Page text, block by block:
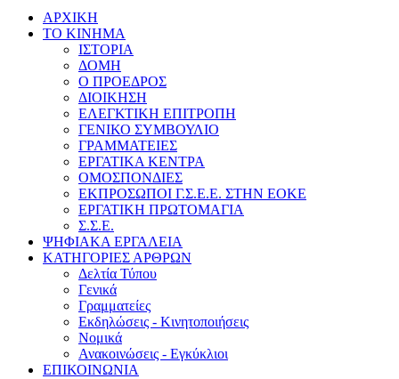
ΑΡΧΙΚΗ
ΤΟ ΚΙΝΗΜΑ
ΙΣΤΟΡΙΑ
ΔΟΜΗ
Ο ΠΡΟΕΔΡΟΣ
ΔΙΟΙΚΗΣΗ
ΕΛΕΓΚΤΙΚΗ ΕΠΙΤΡΟΠΗ
ΓΕΝΙΚΟ ΣΥΜΒΟΥΛΙΟ
ΓΡΑΜΜΑΤΕΙΕΣ
ΕΡΓΑΤΙΚΑ ΚΕΝΤΡΑ
ΟΜΟΣΠΟΝΔΙΕΣ
ΕΚΠΡΟΣΩΠΟΙ Γ.Σ.Ε.Ε. ΣΤΗΝ ΕΟΚΕ
ΕΡΓΑΤΙΚΗ ΠΡΩΤΟΜΑΓΙΑ
Σ.Σ.Ε.
ΨΗΦΙΑΚΑ ΕΡΓΑΛΕΙΑ
ΚΑΤΗΓΟΡΙΕΣ ΑΡΘΡΩΝ
Δελτία Τύπου
Γενικά
Γραμματείες
Εκδηλώσεις - Κινητοποιήσεις
Νομικά
Ανακοινώσεις - Εγκύκλιοι
ΕΠΙΚΟΙΝΩΝΙΑ